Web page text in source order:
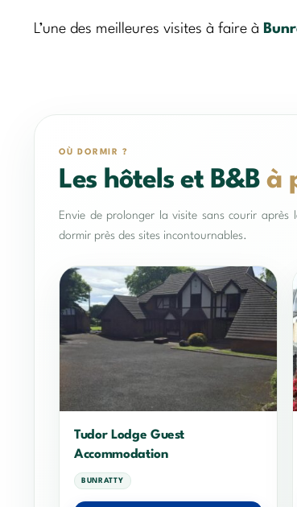
L’une des meilleures visites à faire à
OÙ DORMIR ?
Les hôtels et B&Bà
Envie de prolonger la visite sans courir après
dormir près des sites incontournables.
Tudor Lodge Guest
Accommodation
BUNRATTY